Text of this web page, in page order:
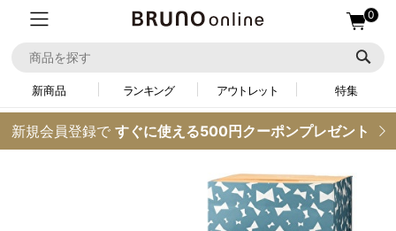
0
新商品 ランキング アウトレット 特集
新規会員登録で すぐに使える500円クーポンプレゼント